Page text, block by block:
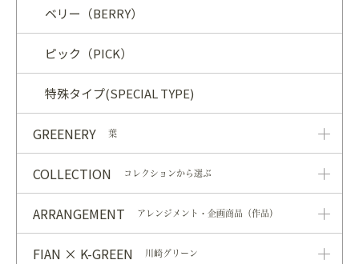
ベリー（BERRY）
ピック（PICK）
特殊タイプ(SPECIAL TYPE)
GREENERY 葉
COLLECTION コレクションから選ぶ
ARRANGEMENT アレンジメント・企画商品（作品）
FIAN × K-GREEN 川崎グリーン